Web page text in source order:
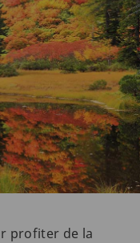
profiter de la